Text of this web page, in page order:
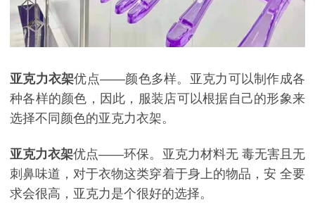
亚克力衣架优点——颜色多样。亚克力可以制作成各
种各样的颜色，因此，服装店可以根据自己的形象来
选择不同颜色的亚克力衣架。
亚克力衣架优点——环保。亚克力材料无 毒无害且无
刺鼻味道，对于衣物这类穿着于身上的物品，安 全要
求会很高，亚克力是个很好的选择。